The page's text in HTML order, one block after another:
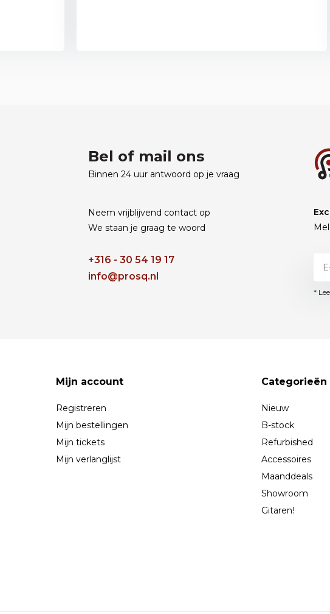
Bel of mail ons
Binnen 24 uur antwoord op je vraag
Neem vrijblijvend contact op
We staan je graag te woord
+316 - 30 54 19 17
info@prosq.nl
*
Mijn account
Registreren
Mijn bestellingen
Mijn tickets
Mijn verlanglijst
Categorieën
Nieuw
B-stock
Refurbished
Accessoires
Maanddeals
Showroom
Gitaren!